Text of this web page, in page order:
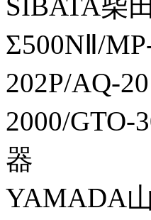
SIBATA柴
Σ500NⅡ/
202P/AQ-
2000/GTO-
器
YAMADA